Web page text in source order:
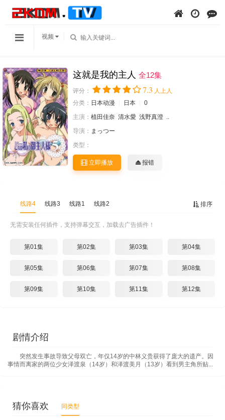
视频
这就是我的主人 全12集
评分： 7.3 人上人
分类： 日本动漫 日本
0
主演： 植田佳奈 清水愛 浅野真澄 ..
导演： まっつー
类型：
立即播放 报错
排序
线路4 线路3 线路1 线路2
无需安装任何插件，支持弹幕交互，加载去广告插件！
第01集 第02集 第03集 第04集
第05集 第06集 第07集 第08集
第09集 第10集 第11集 第12集
剧情介绍
突然发生事故导致父母双亡，年仅14岁的中林义贵获得了庞大的遗产。因
事情而离家的两位少女泽渡泉（14岁）和泽渡美月（13岁）看到男主角所贴...
猜你喜欢 同类型